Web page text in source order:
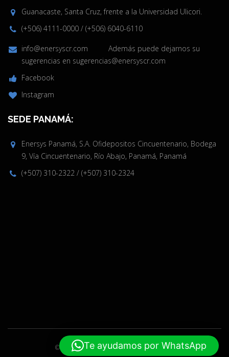
Guanacaste, Santa Cruz, frente a la Universidad Ulicori.
(+506) 4111-0000 / (+506) 6040-6110
info@enersyscr.com
Además puede dejarnos su
sugerencias en sugerencias@enersyscr.com
Facebook
Instagram
SEDE PANAMÁ:
Enersys Panamá, S.A. Ofidepositos Cincuentenario, Bodega
9, Vía Cincuentenario, Río Abajo, Panamá, Panamá
(+507) 310-2322 / (+507) 310-2324
© 2019-2024 Enersys. Hecho por ELPW
Te ayudamos por WhatsApp